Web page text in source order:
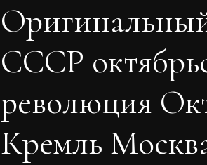
СССР
революция
Кремль